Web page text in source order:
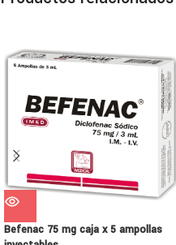
Befenac 75 mg caja x 5 ampollas